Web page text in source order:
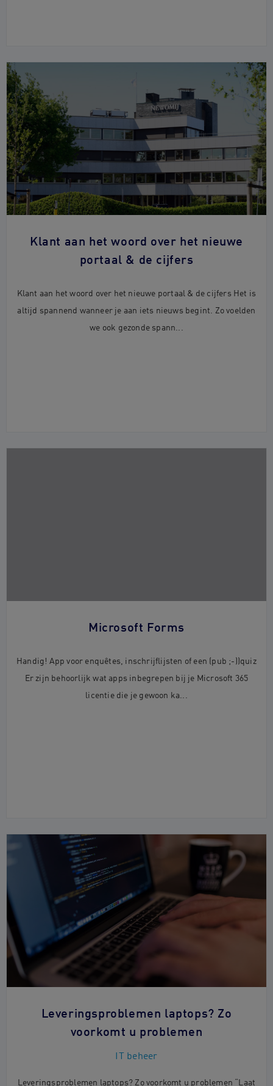
Klant aan het woord over het nieuwe
portaal & de cijfers
Klant aan het woord over het nieuwe portaal & de cijfers Het is
altijd spannend wanneer je aan iets nieuws begint. Zo voelden
we ook gezonde spann...
Microsoft Forms
Handig! App voor enquêtes, inschrijflijsten of een (pub ;-))quiz
Er zijn behoorlijk wat apps inbegrepen bij je Microsoft 365
licentie die je gewoon ka...
Leveringsproblemen laptops? Zo
voorkomt u problemen
IT beheer
Leveringsproblemen laptops? Zo voorkomt u problemen “Laat